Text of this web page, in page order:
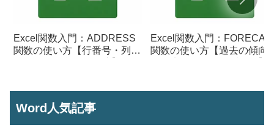
Excel関数入門：ADDRESS
関数の使い方【行番号・列番
Excel関数入門：
関数の使い方【過去の傾向
Word人気記事